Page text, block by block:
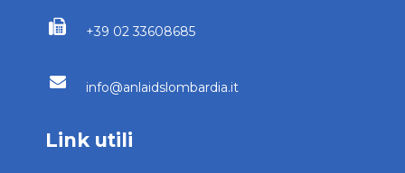
+39 02 33608685
info@anlaidslombardia.it
Link utili